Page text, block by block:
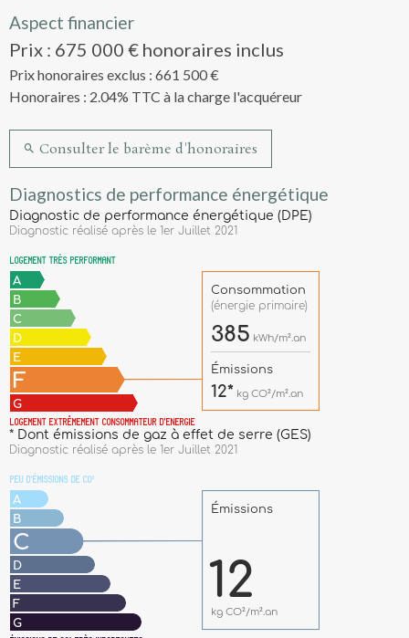
Aspect financier
Prix : 675 000 € honoraires inclus
Prix honoraires exclus : 661 500 €
Honoraires : 2.04% TTC à la charge l'acquéreur
Consulter le barème d'honoraires
Diagnostics de performance énergétique